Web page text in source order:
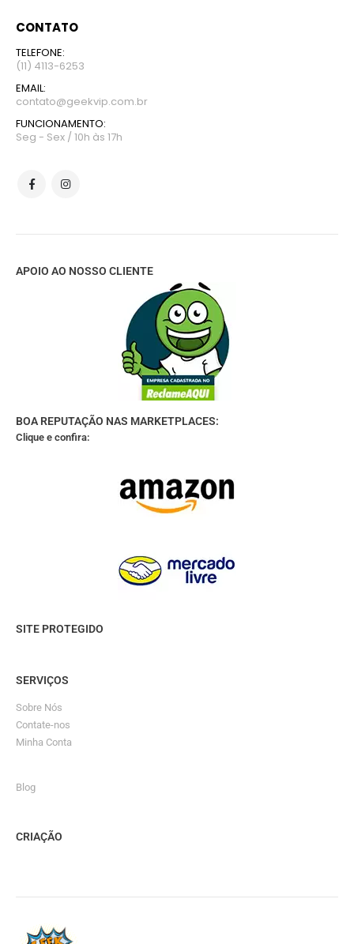
CONTATO
TELEFONE:
(11) 4113-6253
EMAIL:
contato@geekvip.com.br
FUNCIONAMENTO:
Seg - Sex / 10h às 17h
APOIO AO NOSSO CLIENTE
BOA REPUTAÇÃO NAS MARKETPLACES:
Clique e confira:
SITE PROTEGIDO
SERVIÇOS
Sobre Nós
Contate-nos
Minha Conta
Blog
CRIAÇÃO